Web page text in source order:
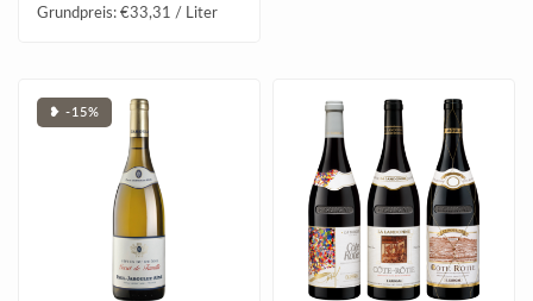
Grundpreis: €33,31 / Liter
❥ -15%